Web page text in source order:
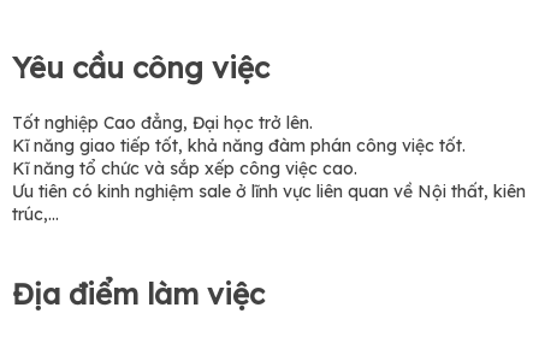
Yêu cầu công việc
Tốt nghiệp Cao đẳng, Đại học trở lên.
Kĩ năng giao tiếp tốt, khả năng đàm phán công việc tốt.
Kĩ năng tổ chức và sắp xếp công việc cao.
Ưu tiên có kinh nghiệm sale ở lĩnh vực liên quan về Nội thất, kiên
trúc,...
Địa điểm làm việc